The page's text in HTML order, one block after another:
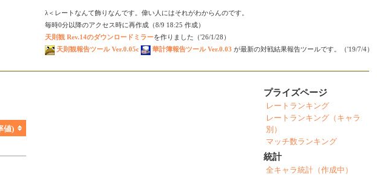
λ＜レートなんて飾りなんです。偉い人にはそれがわからんのです。
毎時0分以降のアクセス時に再作成（8/9 18:25 作成）
天則観 Rev.14のダウンロードミラーを作りました（'26/1/28）
天則観報告ツール Ver.0.05c
華計簿報告ツール Ver.0.03 が最新の対戦結果報告ツールです。（'19/7/4）
値)
プライズページ
レートランキング
レートランキング（キャラ
別）
マッチ数ランキング
統計
全キャラ統計（作成中）